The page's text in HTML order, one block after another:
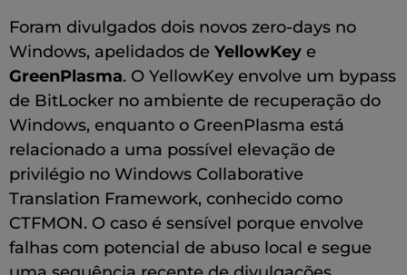
Foram divulgados dois novos zero-days no
Windows, apelidados de YellowKey e
GreenPlasma. O YellowKey envolve um bypass
de BitLocker no ambiente de recuperação do
Windows, enquanto o GreenPlasma está
relacionado a uma possível elevação de
privilégio no Windows Collaborative
Translation Framework, conhecido como
CTFMON. O caso é sensível porque envolve
falhas com potencial de abuso local e segue